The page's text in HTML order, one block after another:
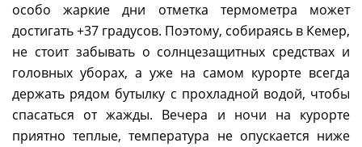
особо жаркие дни отметка термометра может
достигать +37 градусов. Поэтому, собираясь в Кемер,
не стоит забывать о солнцезащитных средствах и
головных уборах, а уже на самом курорте всегда
держать рядом бутылку с прохладной водой, чтобы
спасаться от жажды. Вечера и ночи на курорте
приятно теплые, температура не опускается ниже